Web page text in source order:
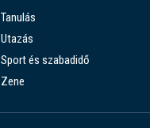
Tanulás
Utazás
Sport és szabadidő
Zene